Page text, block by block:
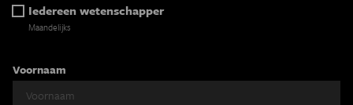
Iedereen wetenschapper
Maandelijks
Voornaam